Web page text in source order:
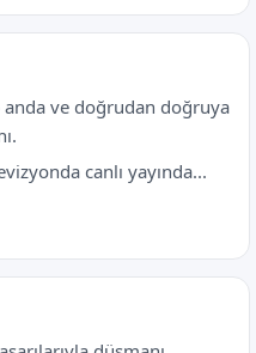
anda ve doğrudan doğruya
canlı yayında...